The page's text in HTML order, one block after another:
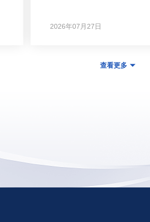
2026年07月27日
查看更多